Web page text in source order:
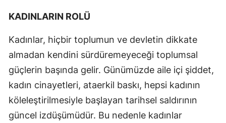
KADINLARIN ROLÜ
Kadınlar, hiçbir toplumun ve devletin dikkate
almadan kendini sürdüremeyeceği toplumsal
güçlerin başında gelir. Günümüzde aile içi şiddet,
kadın cinayetleri, ataerkil baskı, hepsi kadının
köleleştirilmesiyle başlayan tarihsel saldırının
güncel izdüşümüdür. Bu nedenle kadınlar